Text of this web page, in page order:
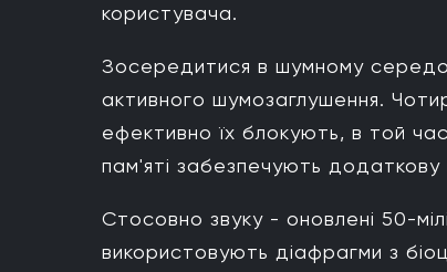
користувача.
Зосередитися в шумному
активного шумозаглушення.
ефективно їх блокують, в той
пам'яті забезпечують додаткову
Стосовно звуку - оновлені 50-
використовують діафрагми з